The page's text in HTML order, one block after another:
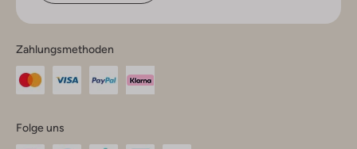
Zahlungsmethoden
Folge uns